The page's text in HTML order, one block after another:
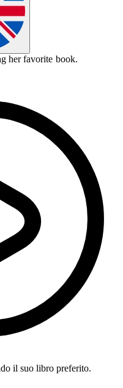
her favorite book.
il suo libro preferito.